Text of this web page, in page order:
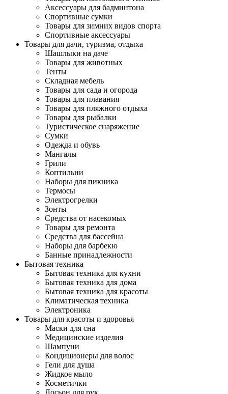
Аксессуары для бадминтона
Спортивные сумки
Товары для зимних видов спорта
Спортивные аксессуары
Товары для дачи, туризма, отдыха
Шашлыки на даче
Товары для животных
Тенты
Складная мебель
Товары для сада и огорода
Товары для плавания
Товары для пляжного отдыха
Товары для рыбалки
Туристическое снаряжение
Сумки
Одежда и обувь
Мангалы
Грили
Коптильни
Наборы для пикника
Термосы
Электрогрелки
Зонты
Средства от насекомых
Товары для ремонта
Средства для бассейна
Наборы для барбекю
Банные принадлежности
Бытовая техника
Бытовая техника для кухни
Бытовая техника для дома
Бытовая техника для красоты
Климатическая техника
Электроника
Товары для красоты и здоровья
Маски для сна
Медицинские изделия
Шампуни
Кондиционеры для волос
Гели для душа
Жидкое мыло
Косметички
Лосьон для рук